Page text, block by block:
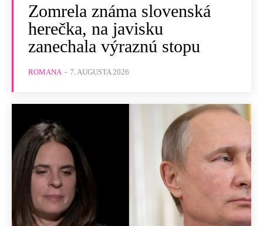
Zomrela známa slovenská
herečka, na javisku
zanechala výraznú stopu
ROMANA - 7. AUGUSTA 2026